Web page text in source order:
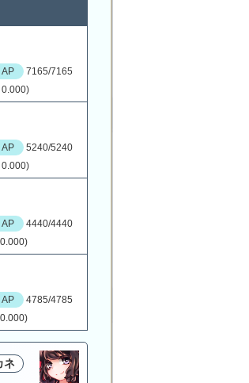
AP
7165/7165
AP
5240/5240
AP
4440/4440
AP
4785/4785
ネ